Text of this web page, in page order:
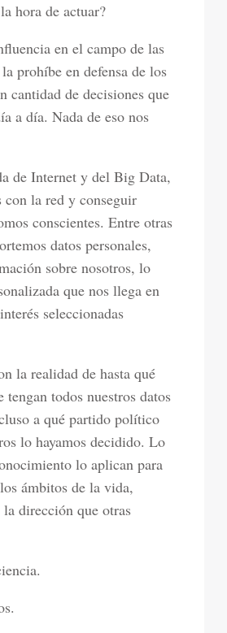
hora de actuar?
en el campo de las
prohíbe en defensa de los
cantidad de decisiones que
a día. Nada de eso nos
de Internet y del Big Data,
con la red y conseguir
conscientes. Entre otras
datos personales,
sobre nosotros, lo
que nos llega en
seleccionadas
la realidad de hasta qué
todos nuestros datos
a qué partido político
lo hayamos decidido. Lo
lo aplican para
ámbitos de la vida,
dirección que otras